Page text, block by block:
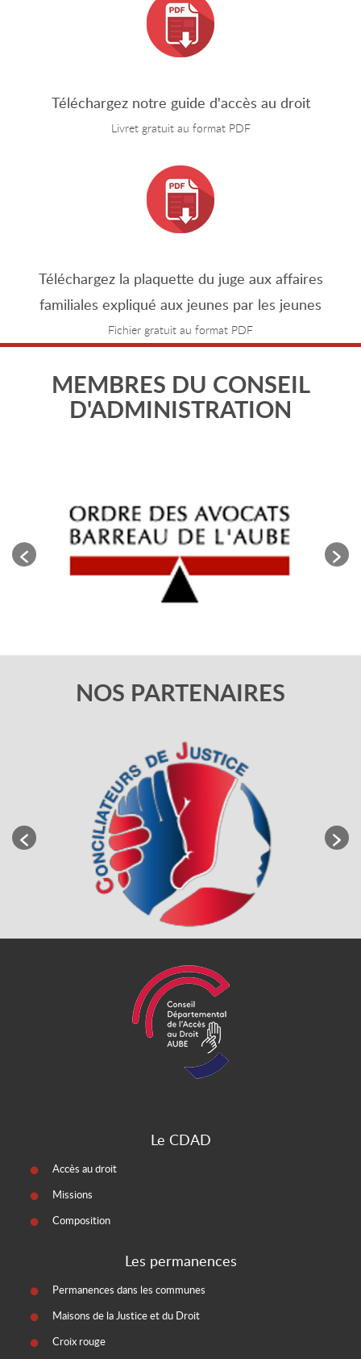
Téléchargez notre guide d'accès au droit
Livret gratuit au format PDF
Téléchargez la plaquette du juge aux affaires
familiales expliqué aux jeunes par les jeunes
Fichier gratuit au format PDF
MEMBRES DU CONSEIL
D'ADMINISTRATION
NOS PARTENAIRES
Le CDAD
Accès au droit
Missions
Composition
Les permanences
Permanences dans les communes
Maisons de la Justice et du Droit
Croix rouge